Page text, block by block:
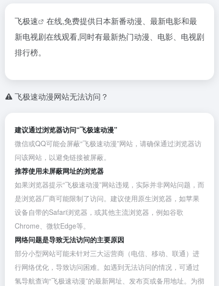
飞极速
在线,免费提供日本新番动漫、最新电影和最
新电视剧在线观看,同时有最新热门动漫、电影、电视剧
排行榜。
飞极速动漫网站无法访问？
建议通过浏览器访问“飞极速动漫”
微信或QQ可能会屏蔽“飞极速动漫”网站，请确保通过浏览器访
问该网站，以避免链接被屏蔽。
推荐使用未屏蔽网址的浏览器
如果浏览器提示“飞极速动漫”网站违规，实际并非网站问题，而
是浏览器厂商可能限制了访问。建议使用原生浏览器，如苹果
设备自带的Safari浏览器，或其他主流浏览器，例如谷歌
Chrome、 微软Edge等。
网络问题是导致无法访问的主要原因
部分小型网站可能未针对三大运营商（电信、移动、联通）进
行网络优化，导致访问困难。如遇到无法访问的情况，可通过
氢导航查询“飞极速动漫”的最新网址、发布页或备用地址。为彻